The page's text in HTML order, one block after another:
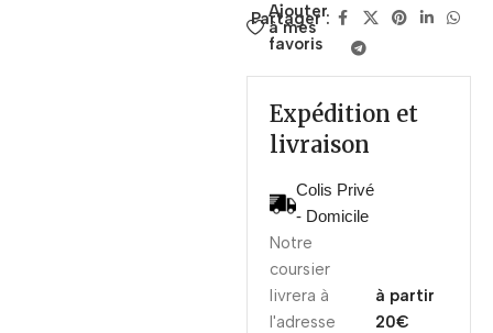
Ajouter
à mes
favoris
Partager :
Expédition et
livraison
Colis Privé
- Domicile
Notre
coursier
livrera à
l'adresse
à partir
20€